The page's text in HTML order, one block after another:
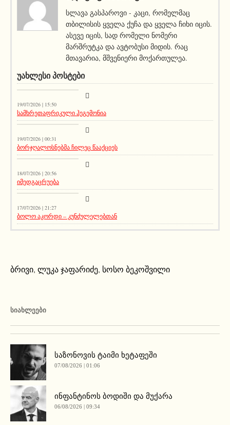
სლავა გასპაროვი - კაცი, რომელმაც
თბილისის ყველა ქუჩა და ყველა ჩიხი იცის.
ასევე იცის, სად რომელი ნომერი
მარშრუტკა და ავტობუსი მიდის. რაც
მთავარია, მშვენიერი მოქართულეა.
ᲣᲐᲮᲚᲔᲡᲘ ᲞᲝᲡᲢᲔᲑᲘ
19/07/2026 | 15:50
სამხრეთაფრიკული ჰეგემონია
აქეთურ-იქითური
19/07/2026 | 00:31
ბორჯღალოსნებმა ჩილეც წააქციეს
სიახლეები
18/07/2026 | 20:56
იმედგაცრუება
აქეთურ-იქითური
17/07/2026 | 21:27
ბოლო აკორდი – კუნძულელებთან
ბრივი, ლუკა ჯაფარიძე, სოსო ბეკოშვილი
ᲡᲘᲐᲮᲚᲔᲔᲑᲘ
საზონოვის ტაიმი ხეტაფეში
07/08/2026 | 01:06
ინფანტინოს ბოდიში და მუქარა
06/08/2026 | 09:34